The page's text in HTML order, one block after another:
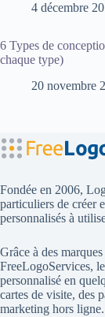
4 décembre
6 Types de
chaque type)
20 novembre
Fondée en 2006,
particuliers de créer
personnalisés à
Grâce à des
FreeLogoServices,
personnalisé en
cartes de visite, des
marketing hors ligne.